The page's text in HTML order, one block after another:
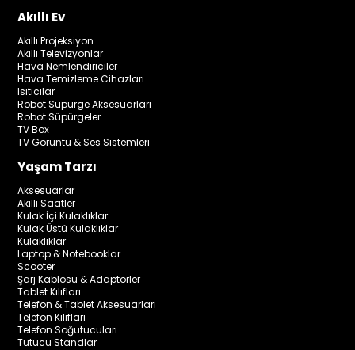
Akıllı Ev
Akıllı Projeksiyon
Akıllı Televizyonlar
Hava Nemlendiriciler
Hava Temizleme Cihazları
Isıtıcılar
Robot Süpürge Aksesuarları
Robot Süpürgeler
TV Box
TV Görüntü & Ses Sistemleri
Yaşam Tarzı
Aksesuarlar
Akıllı Saatler
Kulak İçi Kulaklıklar
Kulak Üstü Kulaklıklar
Kulaklıklar
Laptop & Notebooklar
Scooter
Şarj Kablosu & Adaptörler
Tablet Kılıfları
Telefon & Tablet Aksesuarları
Telefon Kılıfları
Telefon Soğutucuları
Tutucu Standlar